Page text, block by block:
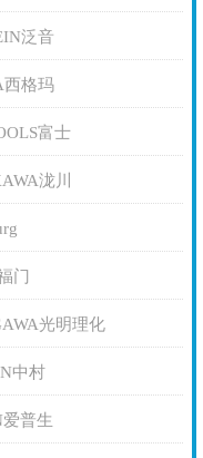
泛音
西格玛
富士
泷川
门
光明理化
中村
爱普生